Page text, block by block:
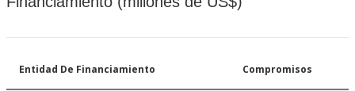
Entidad De Financiamiento Compromisos